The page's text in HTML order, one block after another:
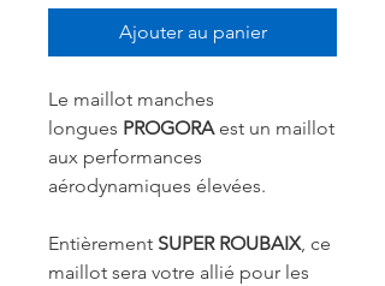
Ajouter au panier
Le maillot manches
longues PROGORAest un maillot
aux performances
aérodynamiques élevées.
Entièrement SUPER ROUBAIX, ce
maillot sera votre allié pour les